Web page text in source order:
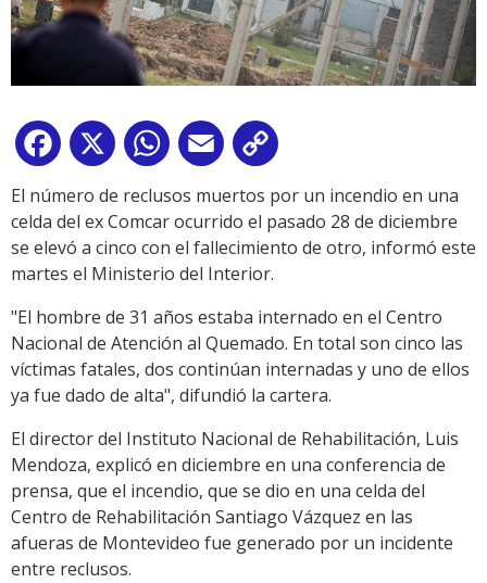
Facebook
X WhatsApp
Email
Link
El número de reclusos muertos por un incendio en una
celda del ex Comcar ocurrido el pasado 28 de diciembre
se elevó a cinco con el fallecimiento de otro, informó este
martes el Ministerio del Interior.
"El hombre de 31 años estaba internado en el Centro
Nacional de Atención al Quemado. En total son cinco las
víctimas fatales, dos continúan internadas y uno de ellos
ya fue dado de alta", difundió la cartera.
El director del Instituto Nacional de Rehabilitación, Luis
Mendoza, explicó en diciembre en una conferencia de
prensa, que el incendio, que se dio en una celda del
Centro de Rehabilitación Santiago Vázquez en las
afueras de Montevideo fue generado por un incidente
entre reclusos.